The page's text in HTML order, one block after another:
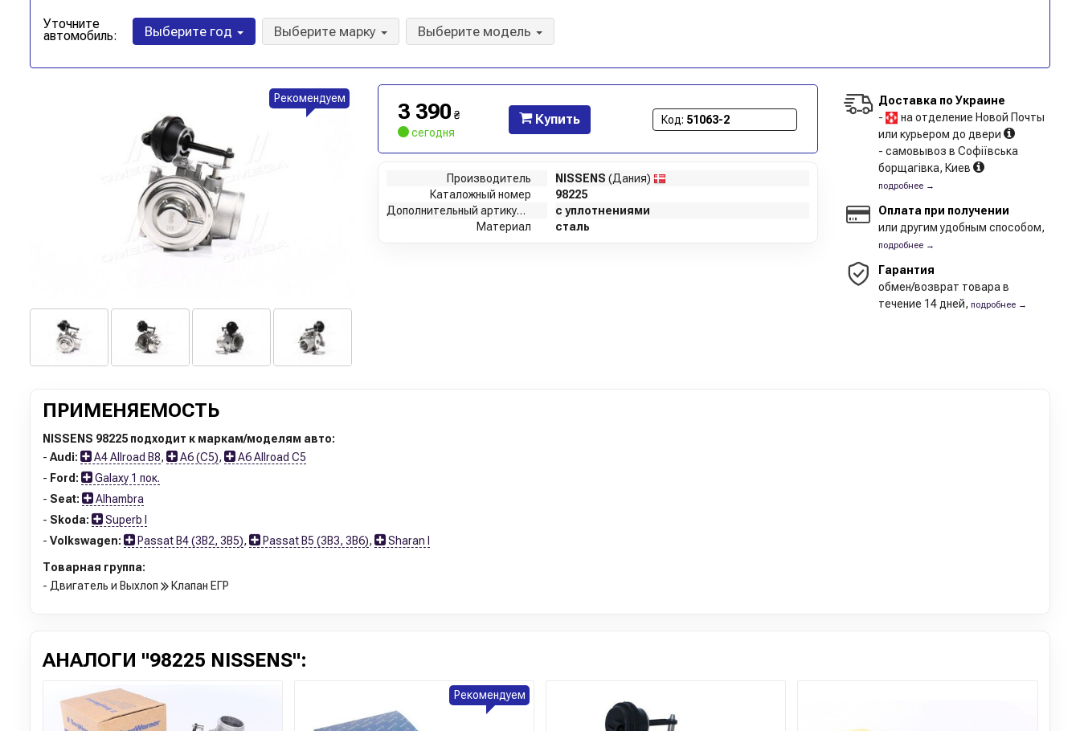
Уточните
автомобиль: Выберите год Выберите марку Выберите модель
Рекомендуем
3 390 ₴
сегодня
Купить Код: 51063-2
Производитель NISSENS (Дания)
Каталожный номер
98225
Дополнительный артикул / Дополнительная информация
с уплотнениями
Материал
сталь
Доставка по Украине
-
на отделение Новой Почты
или курьером до двери
- самовывоз в Софіївська
борщагівка, Киев
подробнее →
Оплата при получении
или другим удобным способом,
подробнее →
Гарантия
обмен/возврат товара в
течение 14 дней, подробнее →
ПРИМЕНЯЕМОСТЬ
NISSENS 98225 подходит к маркам/моделям авто:
- Audi: A4 Allroad B8, A6 (C5),
A6 Allroad C5
- Ford:
Galaxy 1 пок.
- Seat:
Alhambra
- Skoda:
Superb I
- Volkswagen: Passat B4 (3B2, 3B5), Passat B5 (3B3, 3B6), Sharan I
Товарная группа:
- Двигатель и Выхлоп
Клапан ЕГР
АНАЛОГИ "98225 NISSENS":
Рекомендуем